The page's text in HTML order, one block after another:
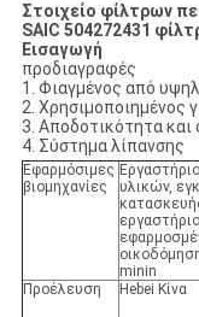
Στοιχείο φίλτρων
SAIC 504272431
Εισαγωγή
προδιαγραφές
1. Φιαγμένος από
2. Χρησιμοποιημένος
3. Αποδοτικότητα και
4. Σύστημα λίπανσης
Εφαρμόσιμες
βιομηχανίες
υλικών,
minin
Προέλευση Hebei Κίνα